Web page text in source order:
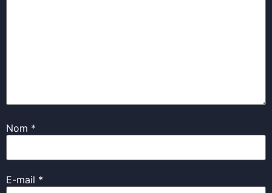
Nom *
E-mail *